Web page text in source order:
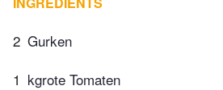
2 Gurken
1 kgrote Tomaten